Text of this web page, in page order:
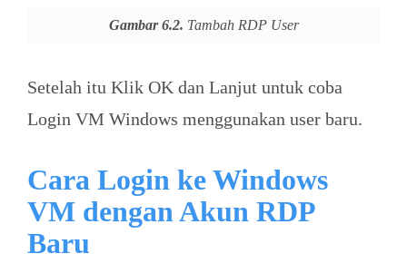
Gambar 6.2. Tambah RDP User
Setelah itu Klik OK dan Lanjut untuk coba
Login VM Windows menggunakan user baru.
Cara Login ke Windows
VM dengan Akun RDP
Baru